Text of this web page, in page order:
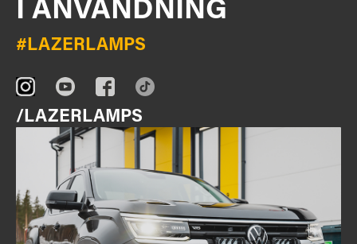
#LAZERLAMPS
/LAZERLAMPS